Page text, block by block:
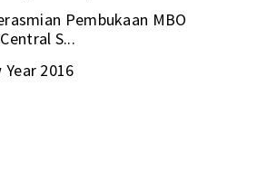
Pembukaan MBO
S...
Year 2016